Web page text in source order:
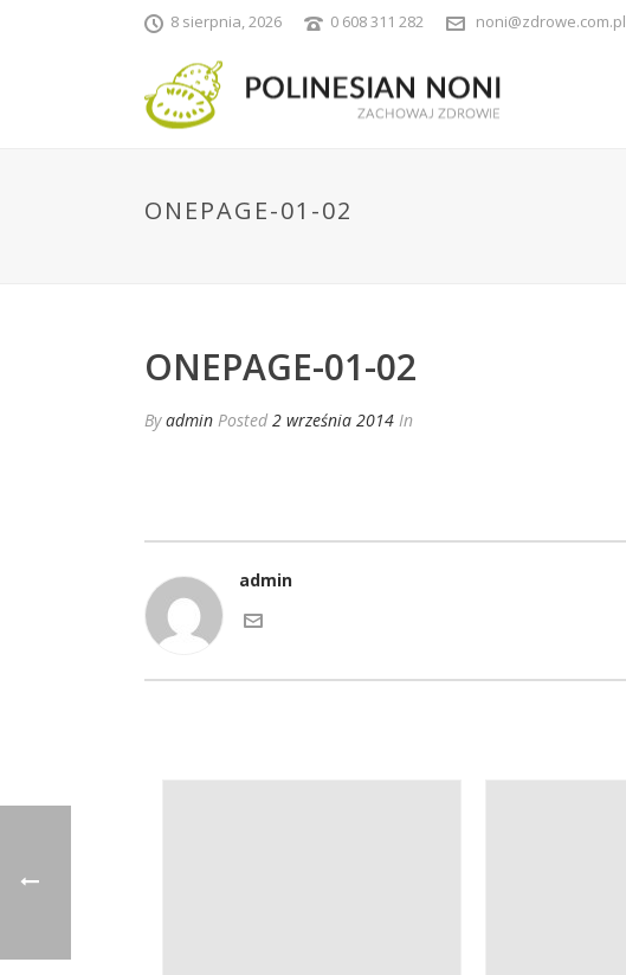
8 sierpnia, 2026 0 608 311 282 noni@zdrowe.com.pl
ONEPAGE-01-02
ONEPAGE-01-02
Byadmin Posted 2 września 2014 In
admin